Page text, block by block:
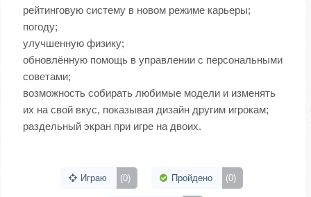
рейтинговую систему в новом режиме карьеры;
погоду;
улучшенную физику;
обновлённую помощь в управлении с персональными
советами;
возможность собирать любимые модели и изменять
их на свой вкус, показывая дизайн другим игрокам;
раздельный экран при игре на двоих.
Играю (0) Пройдено (0)